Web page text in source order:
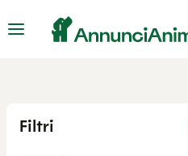
Filtri